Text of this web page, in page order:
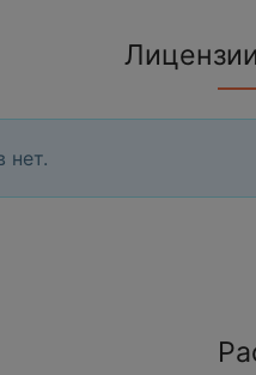
нет.